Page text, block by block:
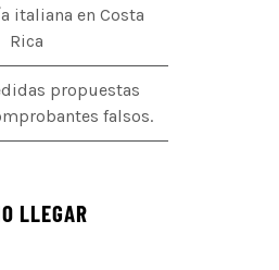
italiana en Costa
Rica
propuestas
falsos.
LLEGAR